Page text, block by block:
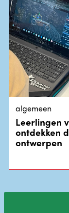
algemeen
Leerlingen
ontdekken
ontwerpen